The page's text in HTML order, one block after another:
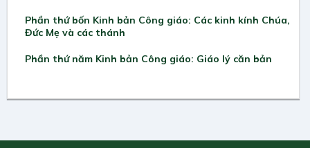
Phần thứ bốn Kinh bản Công giáo: Các kinh kính Chúa,
Đức Mẹ và các thánh
Phần thứ năm Kinh bản Công giáo: Giáo lý căn bản